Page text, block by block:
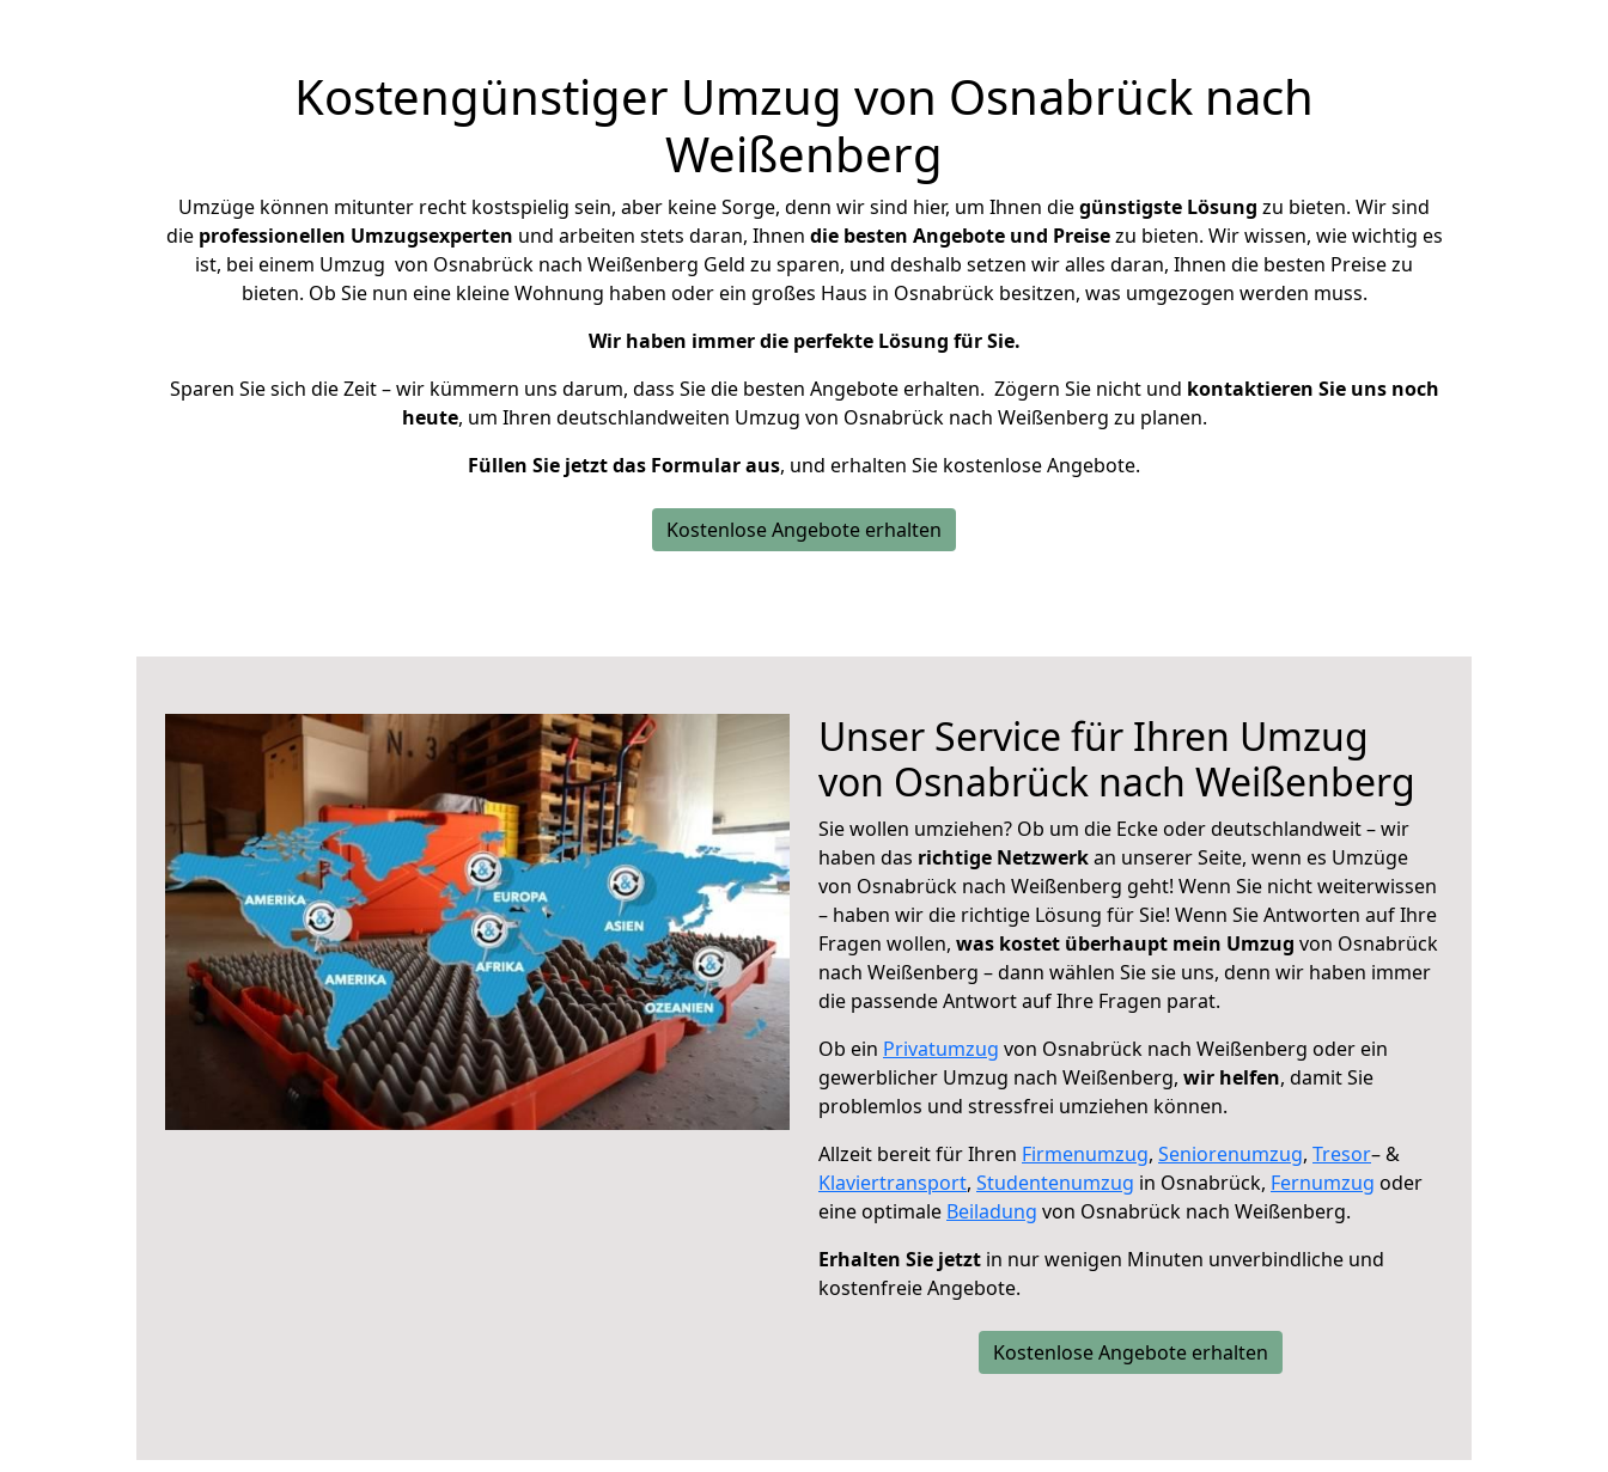
Kostengünstiger Umzug von Osnabrück nach
Weißenberg
Umzüge können mitunter recht kostspielig sein, aber keine Sorge, denn wir sind hier, um Ihnen diegünstigste Lösung zu bieten. Wir sind
die professionellen Umzugsexperten und arbeiten stets daran, Ihnen die besten Angebote und Preisezu bieten. Wir wissen, wie wichtig es
ist, bei einem Umzug von Osnabrück nach Weißenberg Geld zu sparen, und deshalb setzen wir alles daran, Ihnen die besten Preise zu
bieten. Ob Sie nun eine kleine Wohnung haben oder ein großes Haus in Osnabrück besitzen, was umgezogen werden muss.
Wir haben immer die perfekte Lösung für Sie.
Sparen Sie sich die Zeit – wir kümmern uns darum, dass Sie die besten Angebote erhalten. Zögern Sie nicht und kontaktieren Sie uns noch
heute, um Ihren deutschlandweiten Umzug von Osnabrück nach Weißenberg zu planen.
Füllen Sie jetzt das Formular aus, und erhalten Sie kostenlose Angebote.
Kostenlose Angebote erhalten
Unser Service für Ihren Umzug
von Osnabrück nach Weißenberg
Sie wollen umziehen? Ob um die Ecke oder deutschlandweit – wir
haben das richtige Netzwerkan unserer Seite, wenn es Umzüge
von Osnabrück nach Weißenberg geht! Wenn Sie nicht weiterwissen
– haben wir die richtige Lösung für Sie! Wenn Sie Antworten auf Ihre
Fragen wollen, was kostet überhaupt mein Umzug von Osnabrück
nach Weißenberg – dann wählen Sie sie uns, denn wir haben immer
die passende Antwort auf Ihre Fragen parat.
Ob ein Privatumzug von Osnabrück nach Weißenberg oder ein
gewerblicher Umzug nach Weißenberg, wir helfen, damit Sie
problemlos und stressfrei umziehen können.
Allzeit bereit für Ihren Firmenumzug, Seniorenumzug, Tresor– &
Klaviertransport, Studentenumzug in Osnabrück, Fernumzug oder
eine optimale Beiladung von Osnabrück nach Weißenberg.
Erhalten Sie jetzt in nur wenigen Minuten unverbindliche und
kostenfreie Angebote.
Kostenlose Angebote erhalten